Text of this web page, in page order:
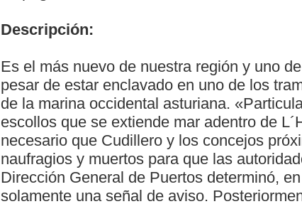
Descripción:
Es el más nuevo de nuestra región y uno
pesar de estar enclavado en uno de los
de la marina occidental asturiana.
escollos que se extiende mar adentro de
necesario que Cudillero y los concejos
naufragios y muertos para que las
Dirección General de Puertos determinó,
solamente una señal de aviso.